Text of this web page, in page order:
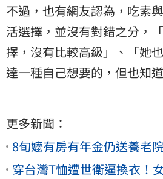
不過，也有網友認為，吃素
活選擇，並沒有對錯之分，
擇，沒有比較高級」、「她
達一種自己想要的，但也知
更多新聞：
8旬嬤有房有年金仍送養老
穿台灣T恤遭世衛逼換衣！